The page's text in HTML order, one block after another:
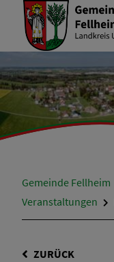
Gemeinde Fellheim
Veranstaltungen
ZURÜCK